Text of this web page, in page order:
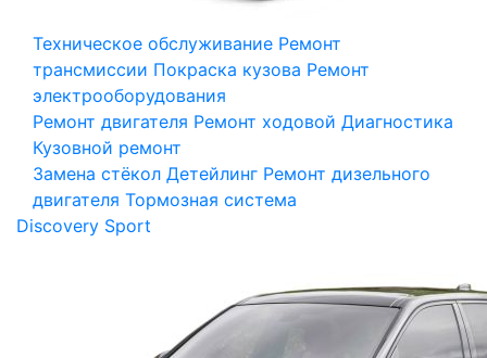
Техническое обслуживание Ремонт
трансмиссии Покраска кузова Ремонт
электрооборудования
Ремонт двигателя Ремонт ходовой Диагностика
Кузовной ремонт
Замена стёкол Детейлинг Ремонт дизельного
двигателя Тормозная система
Discovery Sport